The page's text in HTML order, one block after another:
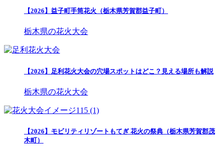
【2026】益子町手筒花火（栃木県芳賀郡益子町）
栃木県の花火大会
【2026】足利花火大会の穴場スポットはどこ？見える場所も解説
栃木県の花火大会
【2026】モビリティリゾートもてぎ 花火の祭典（栃木県芳賀郡茂
木町）